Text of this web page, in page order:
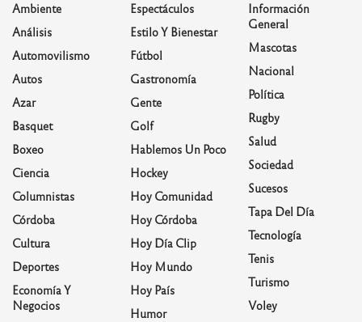
Ambiente
Análisis
Automovilismo
Autos
Azar
Basquet
Boxeo
Ciencia
Columnistas
Córdoba
Cultura
Deportes
Economía Y
Negocios
Espectáculos
Estilo Y Bienestar
Fútbol
Gastronomía
Gente
Golf
Hablemos Un Poco
Hockey
Hoy Comunidad
Hoy Córdoba
Hoy Día Clip
Hoy Mundo
Hoy País
Humor
Información
General
Mascotas
Nacional
Política
Rugby
Salud
Sociedad
Sucesos
Tapa Del Día
Tecnología
Tenis
Turismo
Voley